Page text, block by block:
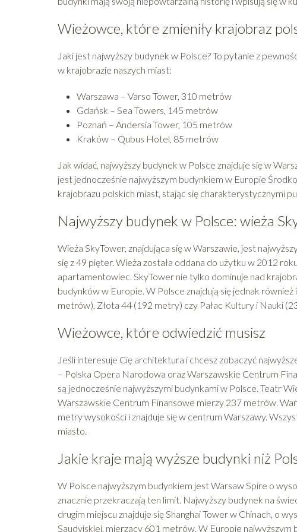
Wieżowce, które zmieniły krajobraz
Jaki jest najwyższy budynek w Polsce? To pytanie z
w krajobrazie naszych miast:
Warszawa – Varso Tower, 310 metrów
Gdańsk – Sea Towers, 145 metrów
Poznań – Andersia Tower, 105 metrów
Kraków – Qubus Hotel, 85 metrów
Jak widać, najwyższy budynek w Polsce znajduje się w
jest jednocześnie najwyższym budynkiem w Europie
krajobrazu polskich miast, stając się charakterystycznymi
Najwyższy budynek w Polsce: wieża
Wieża SkyTower, znajdująca się w Warszawie, jest
się z 49 pięter. Wieża została oddana do użytku w 2012
apartamentowiec. SkyTower nie tylko dominuje nad
budynków w Europie. W Polsce znajdują się jednak
metrów), Złota 44 (192 metry) czy Pałac Kultury i Nauki
Wieżowce, które odwiedzić musisz
Jeśli interesuje Cię architektura i chcesz zobaczyć
– Polska Opera Narodowa oraz Warszawskie Centrum
są jednocześnie najwyższymi budynkami w Polsce. Teatr
Warszawskie Centrum Finansowe mierzy 237 metrów.
metry wysokości i znajduje się w centrum Warszawy.
miasto.
Jakie kraje mają wyższe budynki niż
W Polsce najwyższym budynkiem jest Warsaw Spire o
znacznie przekraczają ten limit. Najwyższy budynek na
drugim miejscu znajduje się Shanghai Tower w Chinach, o
Saudyjskiej, mierzący 601 metrów. W Europie